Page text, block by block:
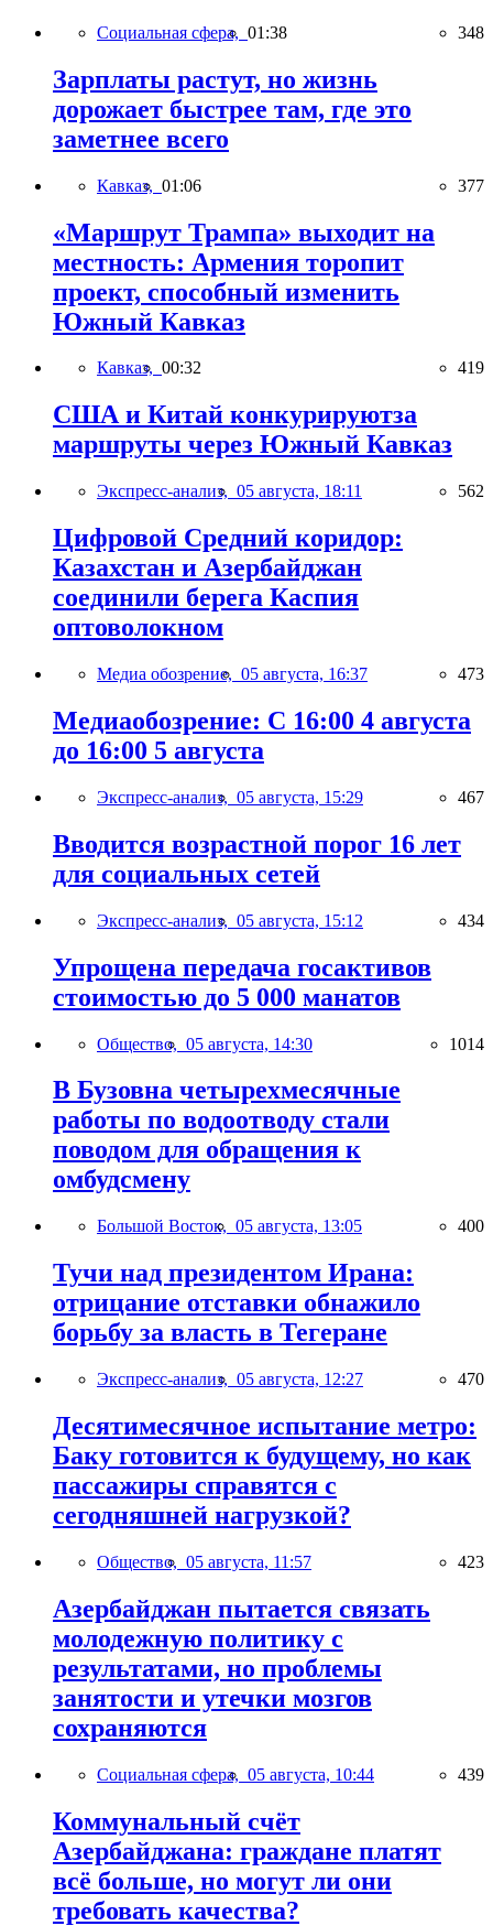
Социальная сфера, 01:38 348
Зарплаты растут, но жизнь
дорожает быстрее там, где это
заметнее всего
Кавказ, 01:06 377
«Маршрут Трампа» выходит на
местность: Армения торопит
проект, способный изменить
Южный Кавказ
Кавказ, 00:32 419
США и Китай конкурируютза
маршруты через Южный Кавказ
Экспресс-анализ, 05 августа, 18:11 562
Цифровой Средний коридор:
Казахстан и Азербайджан
соединили берега Каспия
оптоволокном
Медиа обозрение, 05 августа, 16:37 473
Медиаобозрение: С 16:00 4 августа
до 16:00 5 августа
Экспресс-анализ, 05 августа, 15:29 467
Вводится возрастной порог 16 лет
для социальных сетей
Экспресс-анализ, 05 августа, 15:12 434
Упрощена передача госактивов
стоимостью до 5 000 манатов
Общество, 05 августа, 14:30 1014
В Бузовна четырехмесячные
работы по водоотводу стали
поводом для обращения к
омбудсмену
Большой Восток, 05 августа, 13:05 400
Тучи над президентом Ирана:
отрицание отставки обнажило
борьбу за власть в Тегеране
Экспресс-анализ, 05 августа, 12:27 470
Десятимесячное испытание метро:
Баку готовится к будущему, но как
пассажиры справятся с
сегодняшней нагрузкой?
Общество, 05 августа, 11:57 423
Азербайджан пытается связать
молодежную политику с
результатами, но проблемы
занятости и утечки мозгов
сохраняются
Социальная сфера, 05 августа, 10:44 439
Коммунальный счёт
Азербайджана: граждане платят
всё больше, но могут ли они
требовать качества?